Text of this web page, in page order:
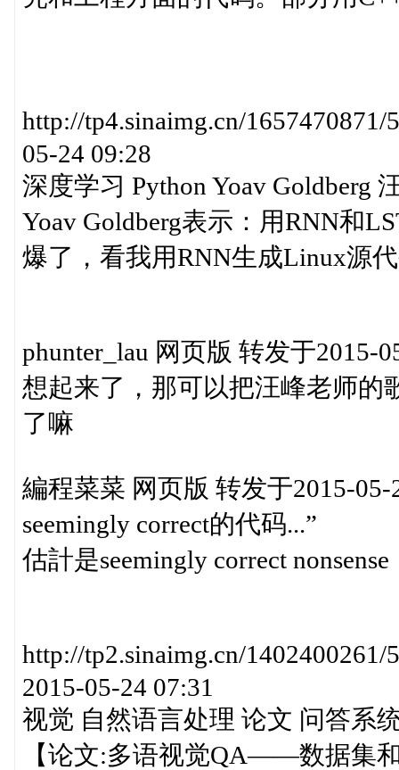
http://tp4.sinaimg.cn/
05-24 09:28
深度学习 Python Yoav Goldberg
Yoav Goldberg表示：用RNN和
爆了，看我用RNN生成Linux源
phunter_lau 网页版 转发于2015-
想起来了，那可以把汪峰老师的
了嘛
編程菜菜 网页版 转发于2015-
seemingly correct的代码...”
估計是seemingly correct nonsense
http://tp2.sinaimg.cn/
2015-05-24 07:31
视觉 自然语言处理 论文 问答系
【论文:多语视觉QA——数据集